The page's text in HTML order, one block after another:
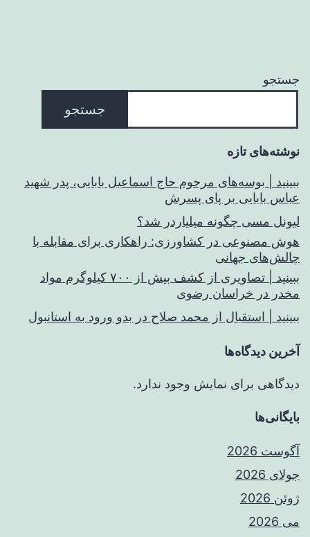
جستجو
جستجو
نوشته‌های تازه
ببینید | بوسه‌های مرحوم حاج اسماعیل بابایی، پدر شهید
عباس بابایی بر پای پسرش
لیونل مسی چگونه میلیاردر شد؟
هوش مصنوعی در کشاورزی: راهکاری برای مقابله با
چالش‌های جهانی
ببینید | تصاویری از کشف بیش از ۷۰۰ کیلوگرم مواد
مخدر در خراسان رضوی
ببینید | استقبال از محمد صلاح در بدو ورود به استانبول
آخرین دیدگاه‌ها
دیدگاهی برای نمایش وجود ندارد.
بایگانی‌ها
آگوست 2026
جولای 2026
ژوئن 2026
می 2026